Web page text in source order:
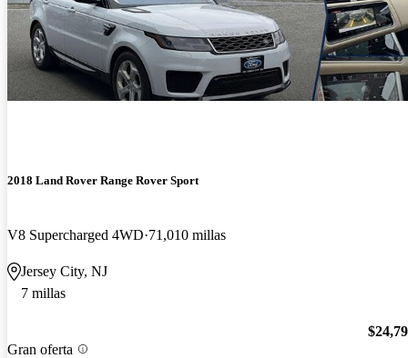
2018 Land Rover Range Rover Sport
V8 Supercharged 4WD 71,010 millas
Jersey City, NJ
7 millas
Gran oferta